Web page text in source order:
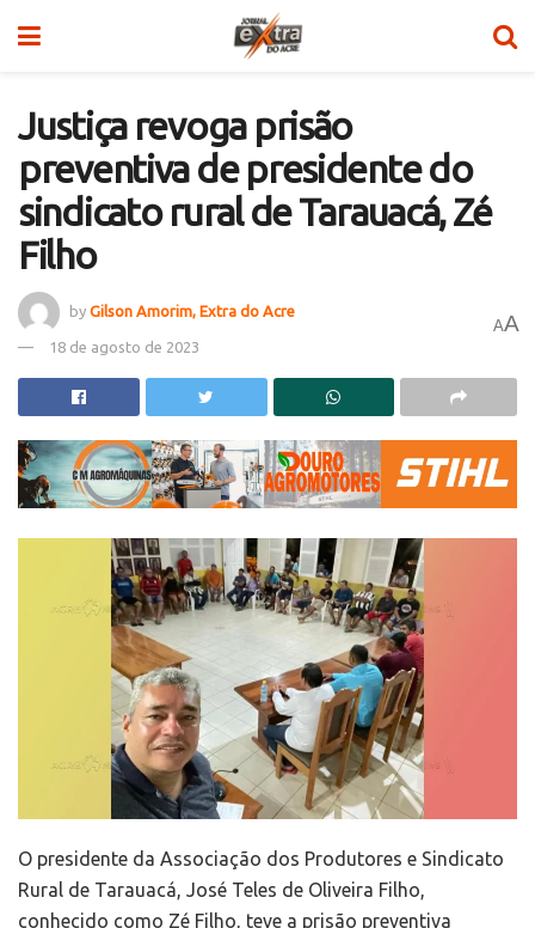
Justiça revoga prisão
preventiva de presidente do
sindicato rural de Tarauacá, Zé
Filho
by Gilson Amorim, Extra do Acre
18 de agosto de 2023
AA
O presidente da Associação dos Produtores e Sindicato
Rural de Tarauacá, José Teles de Oliveira Filho,
conhecido como Zé Filho, teve a prisão preventiva